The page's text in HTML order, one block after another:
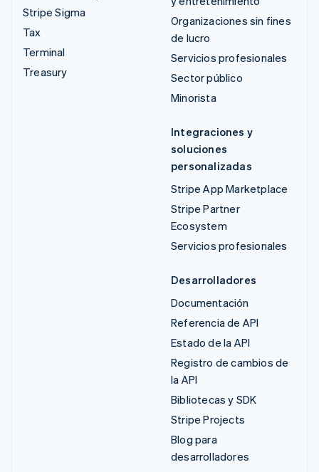
Stripe Sigma
Tax
Terminal
Treasury
Organizaciones sin fines
de lucro
Servicios profesionales
Sector público
Minorista
Integraciones y
soluciones
personalizadas
Stripe App Marketplace
Stripe Partner
Ecosystem
Servicios profesionales
Desarrolladores
Documentación
Referencia de API
Estado de la API
Registro de cambios de
la API
Bibliotecas y SDK
Stripe Projects
Blog para
desarrolladores